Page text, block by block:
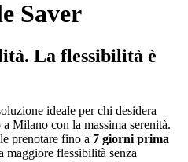
Saver
La flessibilità è
ideale per chi desidera
Milano con la massima serenità.
prenotare fino a 7 giorni prima
maggiore flessibilità senza